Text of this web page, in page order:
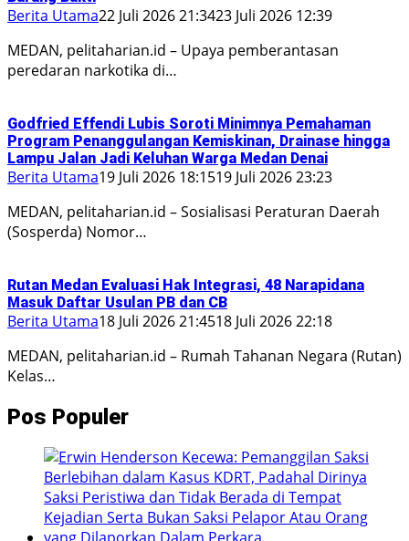
Berita Utama22 Juli 2026 21:3423 Juli 2026 12:39
MEDAN, pelitaharian.id – Upaya pemberantasan
peredaran narkotika di…
Godfried Effendi Lubis Soroti Minimnya Pemahaman
Program Penanggulangan Kemiskinan, Drainase hingga
Lampu Jalan Jadi Keluhan Warga Medan Denai
Berita Utama19 Juli 2026 18:1519 Juli 2026 23:23
MEDAN, pelitaharian.id – Sosialisasi Peraturan Daerah
(Sosperda) Nomor…
Rutan Medan Evaluasi Hak Integrasi, 48 Narapidana
Masuk Daftar Usulan PB dan CB
Berita Utama18 Juli 2026 21:4518 Juli 2026 22:18
MEDAN, pelitaharian.id – Rumah Tahanan Negara (Rutan)
Kelas…
Pos Populer